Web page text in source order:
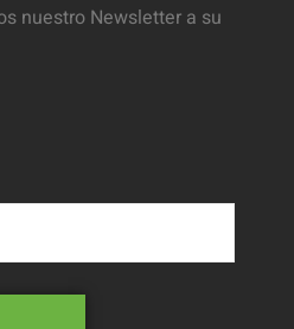
nuestro Newsletter a su